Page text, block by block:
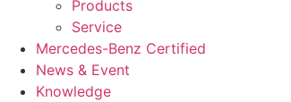
Products
Service
Mercedes-Benz Certified
News & Event
Knowledge